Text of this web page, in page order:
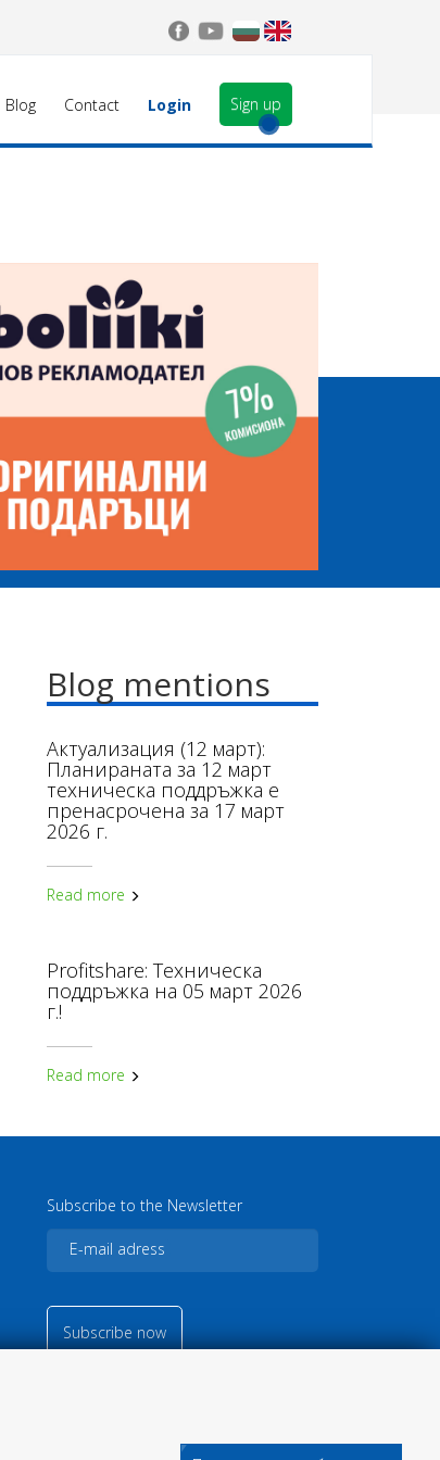
Blog Contact Login Sign up
Blog mentions
Актуализация (12 март):
Планираната за 12 март
техническа поддръжка е
пренасрочена за 17 март
2026 г.
Read more
Profitshare: Техническа
поддръжка на 05 март 2026
г.!
Read more
Subscribe to the Newsletter
Subscribe now